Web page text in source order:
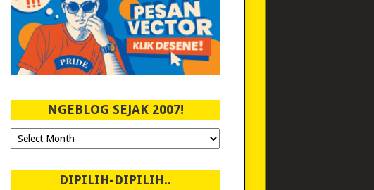
NGEBLOG SEJAK 2007!
Ngeblog
Sejak
DIPILIH-DIPILIH..